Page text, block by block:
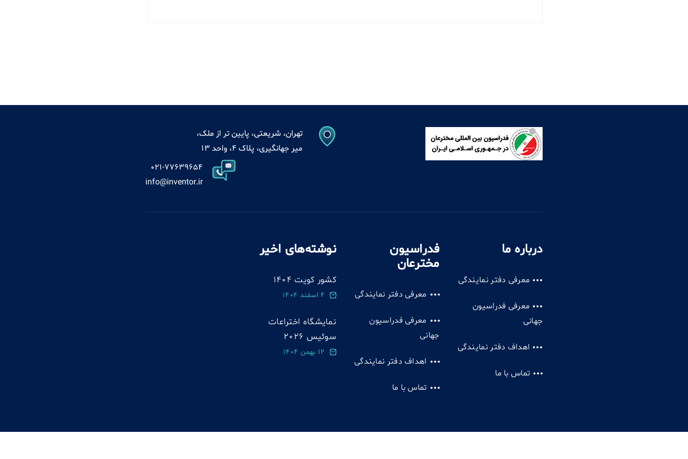
تهران، شریعتی، پایین تر از ملک،
میر جهانگیری، پلاک 4، واحد 13
021-77639654
info@inventor.ir
درباره ما
معرفی دفتر نمایندگی
معرفی فدراسیون
جهانی
اهداف دفتر نمایندگی
تماس با ما
فدراسیون
مخترعان
معرفی دفتر نمایندگی
معرفی فدراسیون
جهانی
اهداف دفتر نمایندگی
تماس با ما
نوشته‌های اخیر
کشور کویت 1404
4 اسفند 1404
نمایشگاه اختراعات
سوئيس 2026
12 بهمن 1404